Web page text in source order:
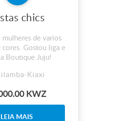
chics
mulheres de varios
cores. Gostou liga e
Boutique Juju!
Kiaxi
KWZ
LEIA MAIS